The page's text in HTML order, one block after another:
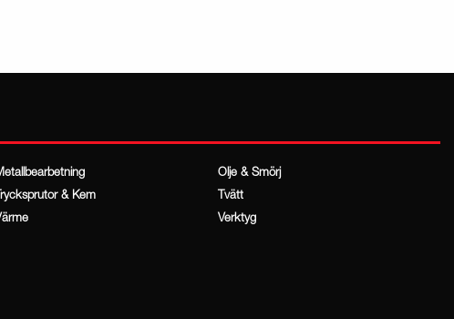
Olje & Smörj
& Kem
Tvätt
Verktyg